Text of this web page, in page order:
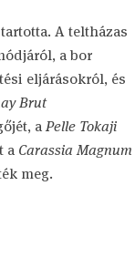
tartotta. A teltházas
a bor
eljárásokról, és
Brut
aPelle Tokaji
a Carassia Magnum
meg.